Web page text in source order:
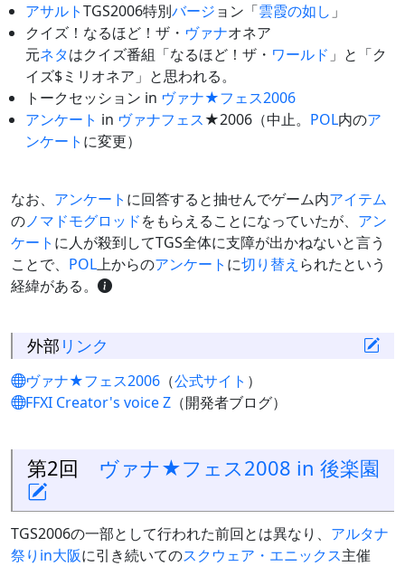
アサルトTGS2006特別バージ ョン「雲霞の如し 」
クイズ！なるほど！ザ・ ヴァナオネア
元ネタはクイズ番組「なるほど！ザ・ ワールド 」と「ク
イズ$ミリオネア」と思われる。
トークセッション in ヴァナ★フェス2006
アンケート in ヴァナフェス★2006（中止。 POL内のア
ンケート に変更）
なお、 アンケート に回答すると抽せんでゲーム内アイテム
のノマドモグロッドをもらえることになっていたが、 アン
ケート に人が殺到してTGS全体に支障が出かねないと言う
ことで、 POL上からのアンケート に切り替え られたという
経緯がある。
外部 リンク
ヴァナ★フェス2006 （公式サイト ）
FFXI Creator's voice Ζ （開発者ブログ）
第2回 ヴァナ★フェス2008 in 後楽園
TGS2006の一部として行われた前回とは異なり、 アルタナ
祭りin大阪に引き続いてのスクウェア・エニックス主催